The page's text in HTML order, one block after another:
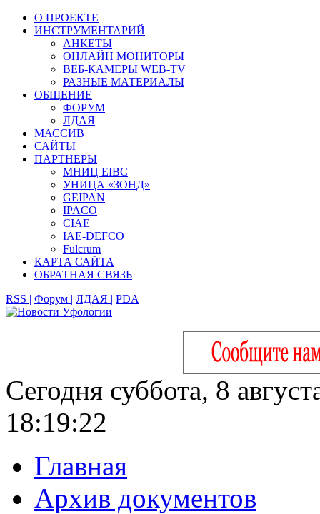
О ПРОЕКТЕ
ИНСТРУМЕНТАРИЙ
АНКЕТЫ
ОНЛАЙН МОНИТОРЫ
ВЕБ-КАМЕРЫ WEB-TV
РАЗНЫЕ МАТЕРИАЛЫ
ОБЩЕНИЕ
ФОРУМ
ЛДАЯ
МАССИВ
САЙТЫ
ПАРТНЕРЫ
МНИЦ EIBC
УНИЦА «ЗОНД»
GEIPAN
IPACO
CIAE
IAE-DEFCO
Fulcrum
КАРТА САЙТА
ОБРАТНАЯ СВЯЗЬ
RSS | Форум | ЛДАЯ | PDA
Сегодня суббота, 8
18:19:23
Главная
Архив документов